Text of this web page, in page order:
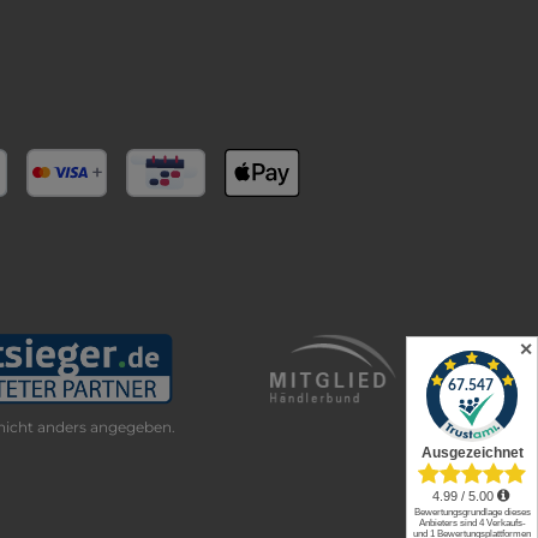
anders angegeben.
✕